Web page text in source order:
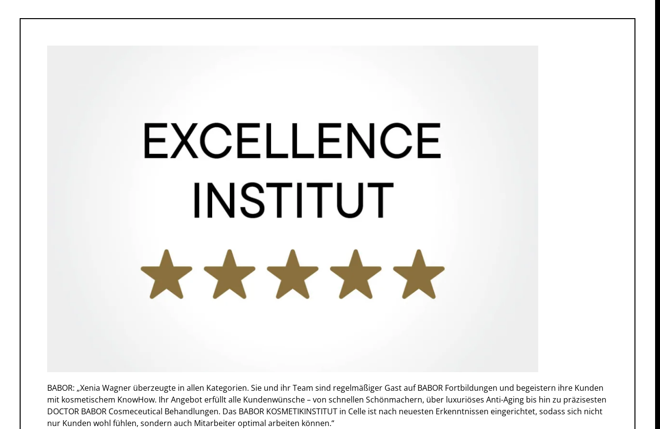
BABOR: „Xenia Wagner überzeugte in allen Kategorien. Sie und ihr Team sind regelmäßiger Gast auf BABOR Fortbildungen und begeistern ihre Kunden
mit kosmetischem KnowHow. Ihr Angebot erfüllt alle Kundenwünsche – von schnellen Schönmachern, über luxuriöses Anti-Aging bis hin zu präzisesten
DOCTOR BABOR Cosmeceutical Behandlungen. Das BABOR KOSMETIKINSTITUT in Celle ist nach neuesten Erkenntnissen eingerichtet, sodass sich nicht
nur Kunden wohl fühlen, sondern auch Mitarbeiter optimal arbeiten können.“